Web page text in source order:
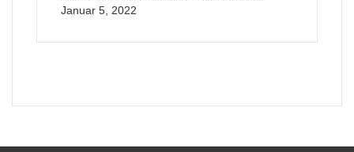
Januar 5, 2022